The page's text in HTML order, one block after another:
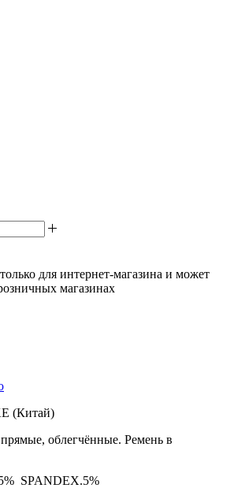
для интернет-магазина и может
магазинах
(Китай)
облегчённые. Ремень в
SPANDEX.5%